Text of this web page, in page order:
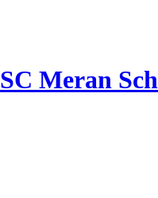
SC Meran